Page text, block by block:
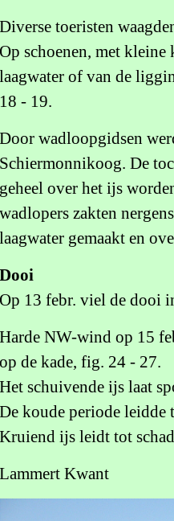
Diverse toeristen
Op schoenen, met
laagwater of van de
18 - 19.
Door wadloopgidsen
Schiermonnikoog. De
geheel over het ijs
wadlopers zakten
laagwater gemaakt en
Dooi
Op 13 febr. viel de dooi
Harde NW-wind op 15
op de kade, fig. 24 - 27.
Het schuivende ijs laat
De koude periode
Kruiend ijs leidt tot
Lammert Kwant